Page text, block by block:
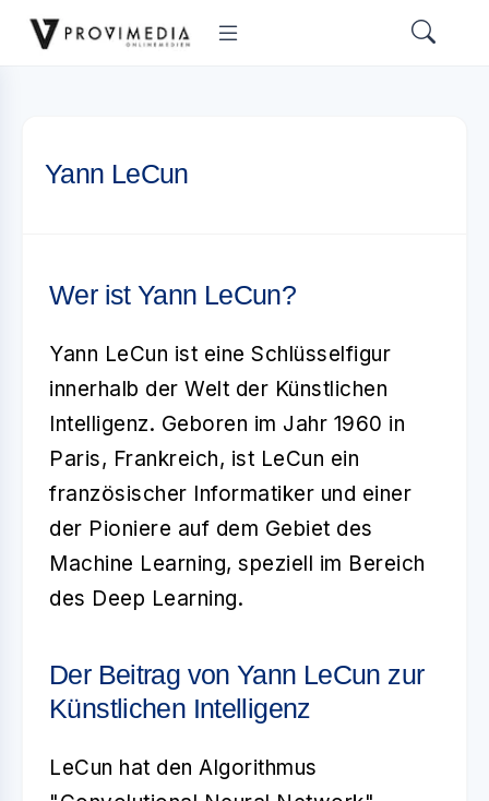
Yann LeCun
Wer ist Yann LeCun?
Yann LeCun ist eine Schlüsselfigur
innerhalb der Welt der Künstlichen
Intelligenz. Geboren im Jahr 1960 in
Paris, Frankreich, ist LeCun ein
französischer Informatiker und einer
der Pioniere auf dem Gebiet des
Machine Learning, speziell im Bereich
des Deep Learning.
Der Beitrag von Yann LeCun zur
Künstlichen Intelligenz
LeCun hat den Algorithmus